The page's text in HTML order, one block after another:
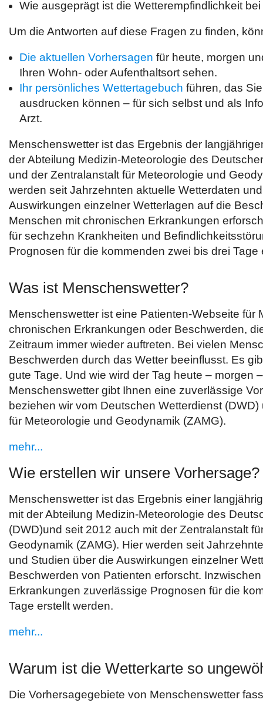
Wie ausgeprägt ist die Wetterempfindlichkeit
Um die Antworten auf diese Fragen zu finden,
Die aktuellen Vorhersagen für heute, morgen
Ihren Wohn- oder Aufenthaltsort sehen.
Ihr persönliches Wettertagebuch führen, das
ausdrucken können – für sich selbst und als
Arzt.
Menschenswetter ist das Ergebnis der
der Abteilung Medizin-Meteorologie des
und der Zentralanstalt für Meteorologie und
werden seit Jahrzehnten aktuelle Wetterdaten
Auswirkungen einzelner Wetterlagen auf die
Menschen mit chronischen Erkrankungen
für sechzehn Krankheiten und
Prognosen für die kommenden zwei bis drei Tage
Was ist Menschenswetter?
Menschenswetter ist eine Patienten-Webseite für
chronischen Erkrankungen oder Beschwerden,
Zeitraum immer wieder auftreten. Bei vielen
Beschwerden durch das Wetter beeinflusst. Es
gute Tage. Und wie wird der Tag heute – morgen
Menschenswetter gibt Ihnen eine zuverlässige
beziehen wir vom Deutschen Wetterdienst
für Meteorologie und Geodynamik (ZAMG).
mehr...
Wie erstellen wir unsere Vorhersage?
Menschenswetter ist das Ergebnis einer
mit der Abteilung Medizin-Meteorologie des
(DWD)und seit 2012 auch mit der Zentralanstalt
Geodynamik (ZAMG). Hier werden seit
und Studien über die Auswirkungen einzelner
Beschwerden von Patienten erforscht.
Erkrankungen zuverlässige Prognosen für die
Tage erstellt werden.
mehr...
Warum ist die Wetterkarte so
Die Vorhersagegebiete von Menschenswetter